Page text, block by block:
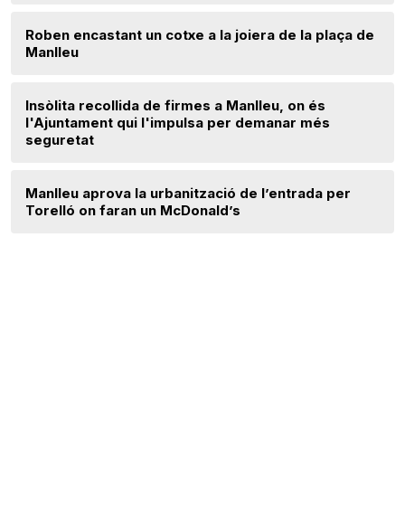
Roben encastant un cotxe a la joiera de la plaça de
Manlleu
Insòlita recollida de firmes a Manlleu, on és
l'Ajuntament qui l'impulsa per demanar més
seguretat
Manlleu aprova la urbanització de l’entrada per
Torelló on faran un McDonald’s